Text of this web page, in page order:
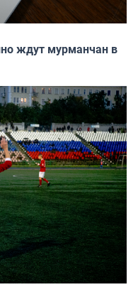
ждут мурманчан в